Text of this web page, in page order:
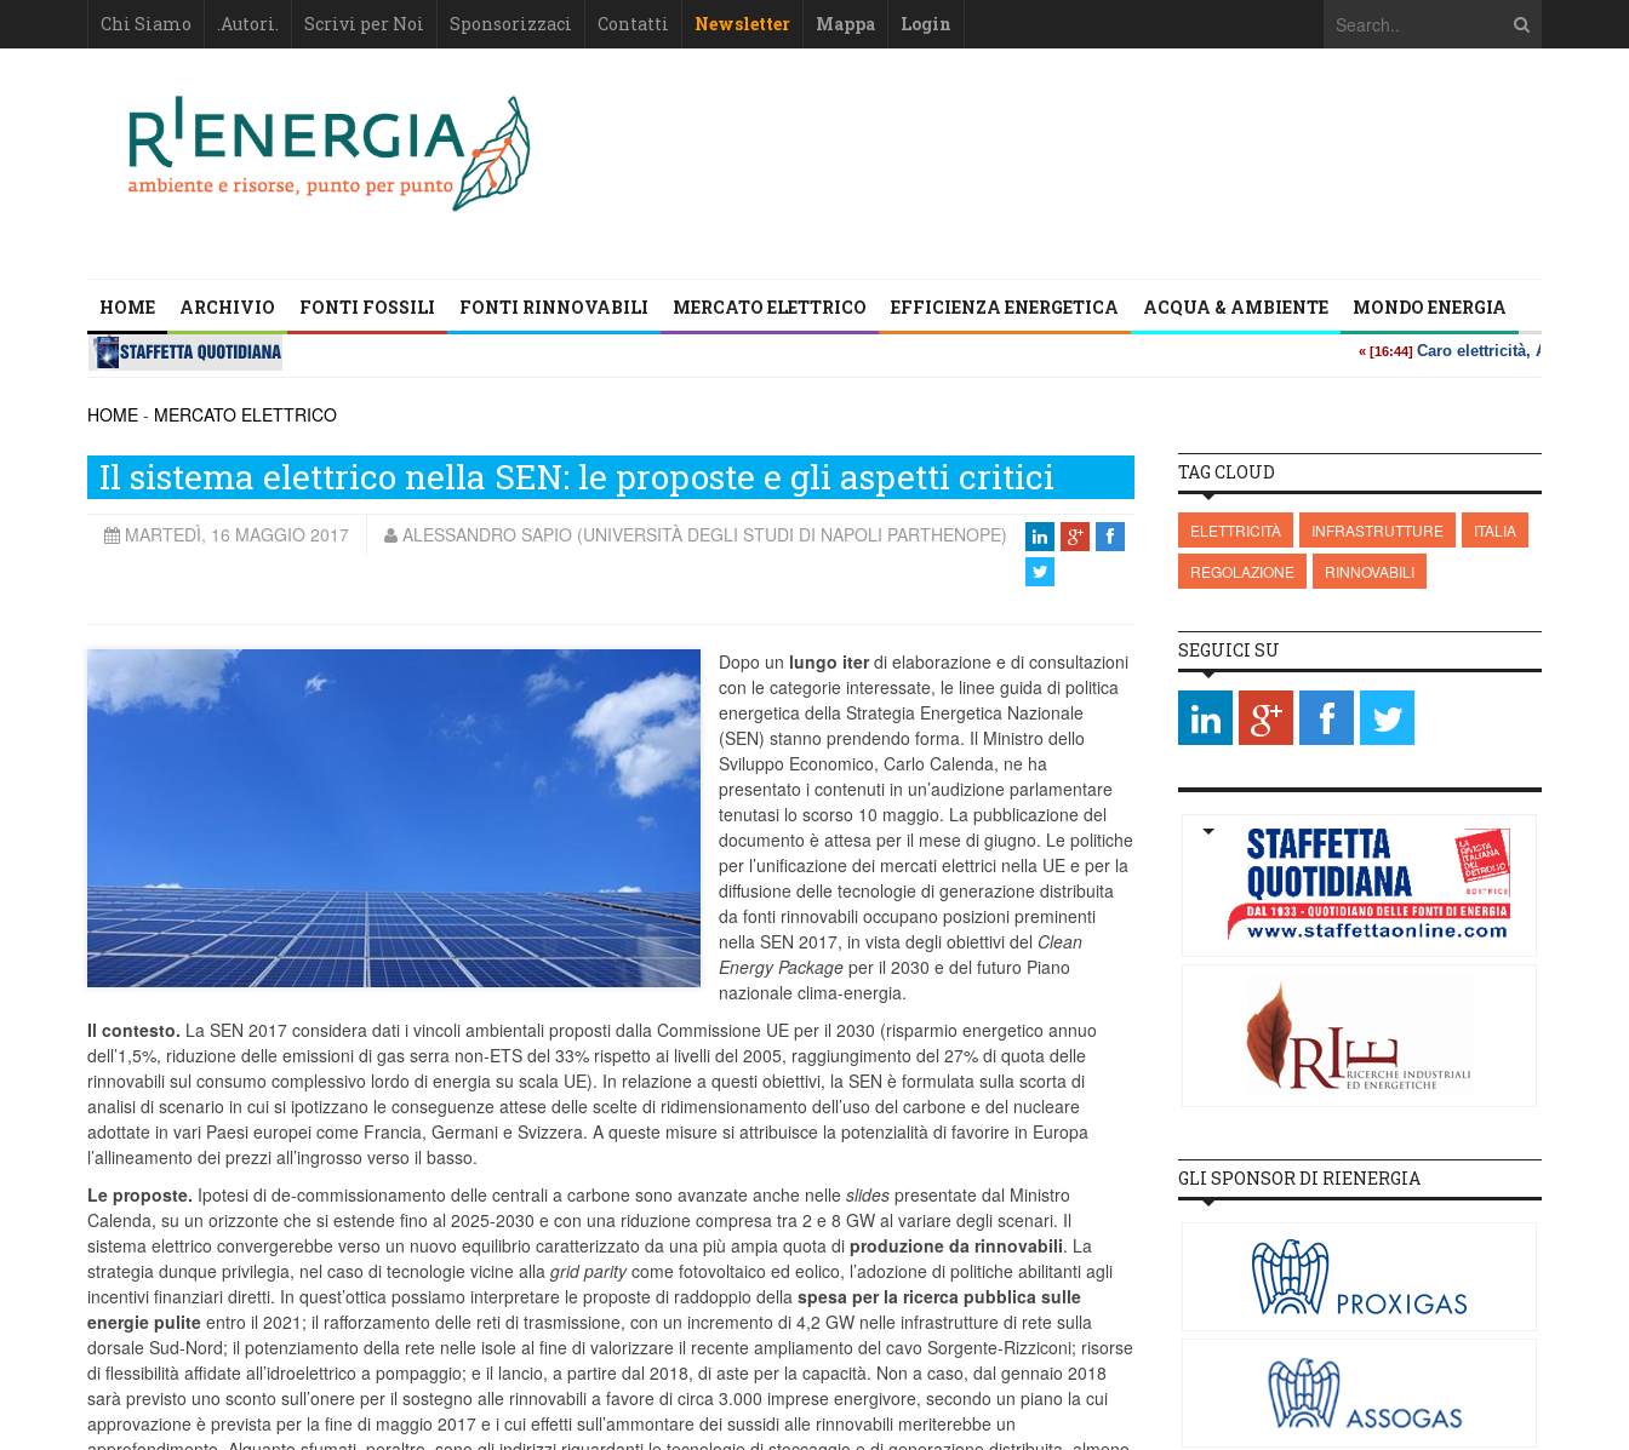
Chi Siamo .Autori. Scrivi per Noi Sponsorizzaci Contatti Newsletter Mappa Login
HOME ARCHIVIO FONTI FOSSILI FONTI RINNOVABILI MERCATO ELETTRICO EFFICIENZA ENERGETICA ACQUA & AMBIENTE MONDO ENERGIA
HOME - MERCATO ELETTRICO
Il sistema elettrico nella SEN: le proposte e gli aspetti critici
MARTEDÌ, 16 MAGGIO 2017 ALESSANDRO SAPIO (UNIVERSITÀ DEGLI STUDI DI NAPOLI PARTHENOPE)
Dopo un lungo iterdi elaborazione e di consultazioni
con le categorie interessate, le linee guida di politica
energetica della Strategia Energetica Nazionale
(SEN) stanno prendendo forma. Il Ministro dello
Sviluppo Economico, Carlo Calenda, ne ha
presentato i contenuti in un’audizione parlamentare
tenutasi lo scorso 10 maggio. La pubblicazione del
documento è attesa per il mese di giugno. Le politiche
per l’unificazione dei mercati elettrici nella UE e per la
diffusione delle tecnologie di generazione distribuita
da fonti rinnovabili occupano posizioni preminenti
nella SEN 2017, in vista degli obiettivi del Clean
Energy Package per il 2030 e del futuro Piano
nazionale clima-energia.
Il contesto. La SEN 2017 considera dati i vincoli ambientali proposti dalla Commissione UE per il 2030 (risparmio energetico annuo
dell’1,5%, riduzione delle emissioni di gas serra non-ETS del 33% rispetto ai livelli del 2005, raggiungimento del 27% di quota delle
rinnovabili sul consumo complessivo lordo di energia su scala UE). In relazione a questi obiettivi, la SEN è formulata sulla scorta di
analisi di scenario in cui si ipotizzano le conseguenze attese delle scelte di ridimensionamento dell’uso del carbone e del nucleare
adottate in vari Paesi europei come Francia, Germani e Svizzera. A queste misure si attribuisce la potenzialità di favorire in Europa
l’allineamento dei prezzi all’ingrosso verso il basso.
Le proposte. Ipotesi di de-commissionamento delle centrali a carbone sono avanzate anche nelle slides presentate dal Ministro
Calenda, su un orizzonte che si estende fino al 2025-2030 e con una riduzione compresa tra 2 e 8 GW al variare degli scenari. Il
sistema elettrico convergerebbe verso un nuovo equilibrio caratterizzato da una più ampia quota di produzione da rinnovabili. La
strategia dunque privilegia, nel caso di tecnologie vicine alla grid paritycome fotovoltaico ed eolico, l’adozione di politiche abilitanti agli
incentivi finanziari diretti. In quest’ottica possiamo interpretare le proposte di raddoppio della spesa per la ricerca pubblica sulle
energie pulite entro il 2021; il rafforzamento delle reti di trasmissione, con un incremento di 4,2 GW nelle infrastrutture di rete sulla
dorsale Sud-Nord; il potenziamento della rete nelle isole al fine di valorizzare il recente ampliamento del cavo Sorgente-Rizziconi; risorse
di flessibilità affidate all’idroelettrico a pompaggio; e il lancio, a partire dal 2018, di aste per la capacità. Non a caso, dal gennaio 2018
sarà previsto uno sconto sull’onere per il sostegno alle rinnovabili a favore di circa 3.000 imprese energivore, secondo un piano la cui
approvazione è prevista per la fine di maggio 2017 e i cui effetti sull’ammontare dei sussidi alle rinnovabili meriterebbe un
TAG CLOUD
ELETTRICITÀ INFRASTRUTTURE
ITALIA
REGOLAZIONE
RINNOVABILI
SEGUICI SU
GLI SPONSOR DI RIENERGIA